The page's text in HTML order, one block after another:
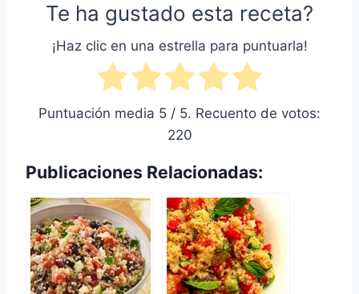
Te ha gustado esta receta?
¡Haz clic en una estrella para puntuarla!
Puntuación media 5 / 5. Recuento de votos:
220
Publicaciones Relacionadas: